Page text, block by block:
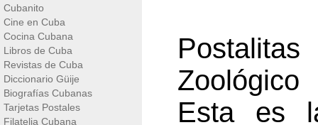
Cubanito
Cine en Cuba
Cocina Cubana
Libros de Cuba
Revistas de Cuba
Diccionario Güije
Biografías Cubanas
Tarjetas Postales
Filatelia Cubana
Esta es